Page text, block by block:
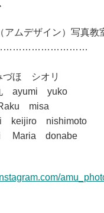
アムデザイン）写真
ほ シオリ
ayumi yuko
misa
keijiro nishimoto
Maria donabe